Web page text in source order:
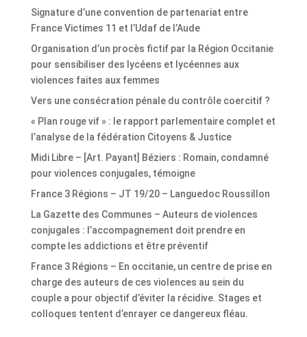
Signature d’une convention de partenariat entre
France Victimes 11 et l’Udaf de l’Aude
Organisation d’un procès fictif par la Région Occitanie
pour sensibiliser des lycéens et lycéennes aux
violences faites aux femmes
Vers une consécration pénale du contrôle coercitif ?
« Plan rouge vif » : le rapport parlementaire complet et
l’analyse de la fédération Citoyens & Justice
Midi Libre – [Art. Payant] Béziers : Romain, condamné
pour violences conjugales, témoigne
France 3 Régions – JT 19/20 – Languedoc Roussillon
La Gazette des Communes – Auteurs de violences
conjugales : l’accompagnement doit prendre en
compte les addictions et être préventif
France 3 Régions – En occitanie, un centre de prise en
charge des auteurs de ces violences au sein du
couple a pour objectif d’éviter la récidive. Stages et
colloques tentent d’enrayer ce dangereux fléau.